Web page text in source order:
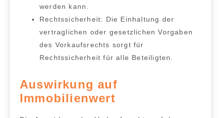
werden kann.
Rechtssicherheit: Die Einhaltung der
vertraglichen oder gesetzlichen Vorgaben
des Vorkaufsrechts sorgt für
Rechtssicherheit für alle Beteiligten.
Auswirkung auf
Immobilienwert